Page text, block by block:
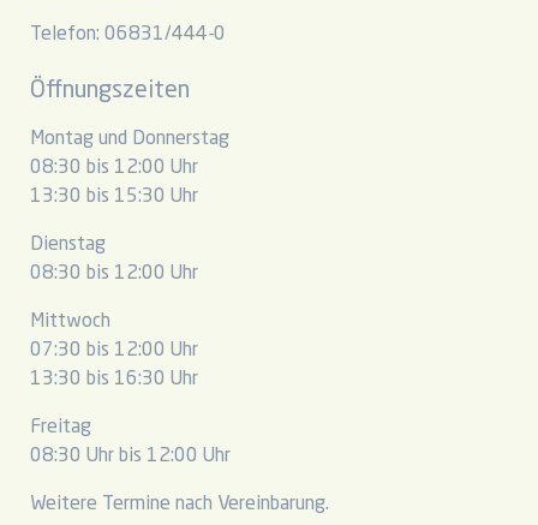
Telefon: 06831/444-0
Öffnungszeiten
Montag und Donnerstag
08:30 bis 12:00 Uhr
13:30 bis 15:30 Uhr
Dienstag
08:30 bis 12:00 Uhr
Mittwoch
07:30 bis 12:00 Uhr
13:30 bis 16:30 Uhr
Freitag
08:30 Uhr bis 12:00 Uhr
Weitere Termine nach Vereinbarung.